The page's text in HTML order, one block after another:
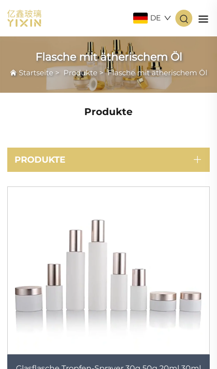
DE
Flasche mit ätherischem Öl
Startseite > Produkte >Flasche mit ätherischem Öl
Produkte
PRODUKTE